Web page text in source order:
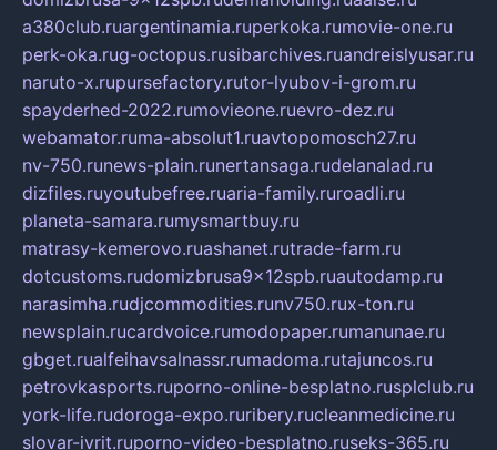
a380club.ruargentinamia.ruperkoka.rumovie-one.ru
perk-oka.rug-octopus.rusibarchives.ruandreislyusar.ru
naruto-x.rupursefactory.rutor-lyubov-i-grom.ru
spayderhed-2022.rumovieone.ruevro-dez.ru
webamator.ruma-absolut1.ruavtopomosch27.ru
nv-750.runews-plain.runertansaga.rudelanalad.ru
dizfiles.ruyoutubefree.ruaria-family.ruroadli.ru
planeta-samara.rumysmartbuy.ru
matrasy-kemerovo.ruashanet.rutrade-farm.ru
dotcustoms.rudomizbrusa9x12spb.ruautodamp.ru
narasimha.rudjcommodities.runv750.rux-ton.ru
newsplain.rucardvoice.rumodopaper.rumanunae.ru
gbget.rualfeihavsalnassr.rumadoma.rutajuncos.ru
petrovkasports.ruporno-online-besplatno.rusplclub.ru
york-life.rudoroga-expo.ruribery.rucleanmedicine.ru
slovar-ivrit.ruporno-video-besplatno.ruseks-365.ru